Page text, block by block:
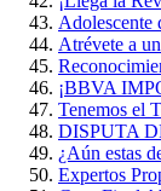
Adolescente
Atrévete a
¡BBVA
Tenemos el
DISPUTA
¿Aún estas
Expertos